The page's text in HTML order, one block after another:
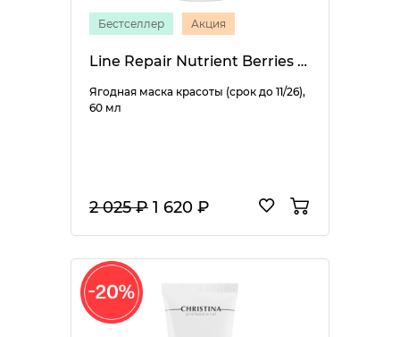
Бестселлер Акция
Line Repair Nutrient Berries Beauty Mask
Ягодная маска красоты (срок до 11/26),
60 мл
2 025 ₽ 1 620 ₽